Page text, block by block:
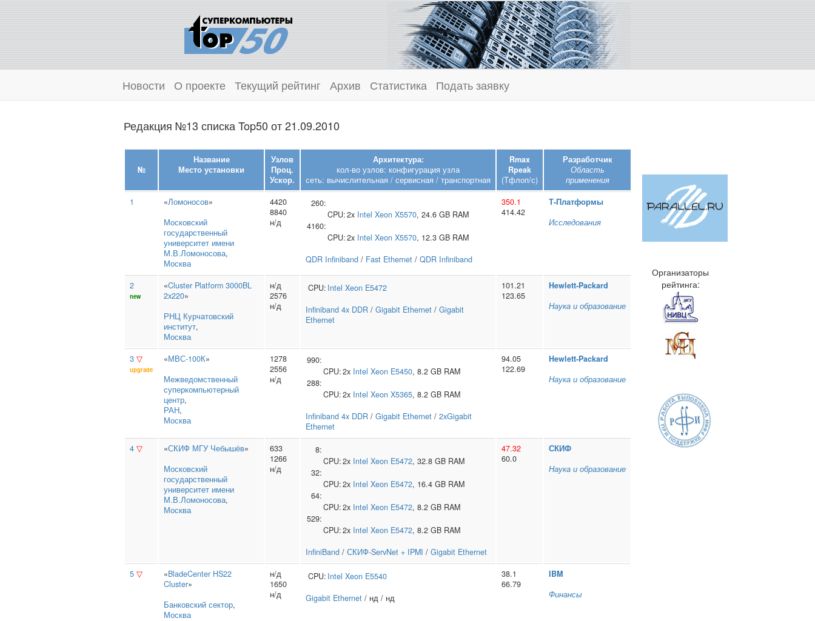
Новости О проекте Текущий рейтинг Архив Статистика Подать заявку
Редакция №13 списка Top50 от 21.09.2010
№
Название
Место установки
Узлов
Проц.
Ускор.
Архитектура:
кол-во узлов: конфигурация узла
сеть: вычислительная / сервисная / транспортная
Rmax
Rpeak
(Тфлоп/с)
Разработчик
Область
применения
1
«Ломоносов»
Московский
государственный
университет имени
М.В.Ломоносова,
Москва
4420
8840
н/д
260:
CPU:2x Intel Xeon X5570, 24.6 GB RAM
4160:
CPU:2x Intel Xeon X5570, 12.3 GB RAM
QDR Infiniband / Fast Ethernet / QDR Infiniband
350.1
414.42
Т‑Платформы
Исследования
2
new
«Cluster Platform 3000BL
2x220»
РНЦ Курчатовский
институт,
Москва
н/д
2576
н/д
CPU: Intel Xeon E5472
Infiniband 4x DDR / Gigabit Ethernet / Gigabit
Ethernet
101.21
123.65
Hewlett‑Packard
Наука и образование
3 ▽
upgrade
«МВС-100К»
Межведомственный
суперкомпьютерный
центр,
РАН,
Москва
1278
2556
н/д
990:
CPU:2x Intel Xeon E5450, 8.2 GB RAM
288:
CPU:2x Intel Xeon X5365, 8.2 GB RAM
Infiniband 4x DDR / Gigabit Ethernet / 2xGigabit
Ethernet
94.05
122.69
Hewlett‑Packard
Наука и образование
4 ▽ «СКИФ МГУ Чебышёв»
Московский
государственный
университет имени
М.В.Ломоносова,
Москва
633
1266
н/д
8:
CPU:2x Intel Xeon E5472, 32.8 GB RAM
32:
CPU:2x Intel Xeon E5472, 16.4 GB RAM
64:
CPU:2x Intel Xeon E5472, 8.2 GB RAM
529:
CPU:2x Intel Xeon E5472, 8.2 GB RAM
InfiniBand / СКИФ-ServNet + IPMI / Gigabit Ethernet
47.32
60.0
СКИФ
Наука и образование
5 ▽ «BladeCenter HS22
Cluster»
Банковский сектор,
Москва
н/д
1650
н/д
CPU: Intel Xeon E5540
Gigabit Ethernet / нд / нд
38.1
66.79
IBM
Финансы
Организаторы
рейтинга: